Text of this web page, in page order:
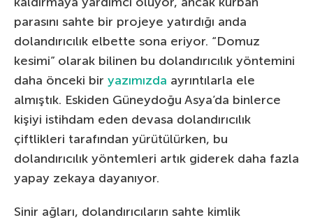
parasını sahte bir projeye yatırdığı anda
dolandırıcılık elbette sona eriyor. “Domuz
kesimi” olarak bilinen bu dolandırıcılık yöntemini
daha önceki bir yazımızda ayrıntılarla ele
almıştık. Eskiden Güneydoğu Asya’da binlerce
kişiyi istihdam eden devasa dolandırıcılık
çiftlikleri tarafından yürütülürken, bu
dolandırıcılık yöntemleri artık giderek daha fazla
yapay zekaya dayanıyor.
Sinir ağları, dolandırıcıların sahte kimlik